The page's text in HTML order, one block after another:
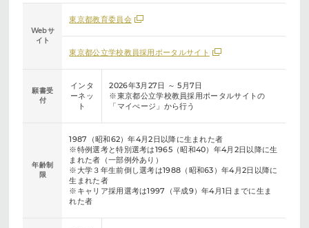
Webサ
イト
東京都教育委員会
東京都公立学校教員採用ポータルサイト
願書受
付
インタ
ーネッ
ト
2026年3月27日 ～ 5月7日
※東京都公立学校教員採用ポータルサイトの
「マイぺージ」から行う
年齢制
限
1987（昭和62）年4月2日以降に生まれた者
※特例選考と特別選考は1965（昭和40）年4月2日以降に生
まれた者（一部例外あり）
※大学３年生前倒し選考は1988（昭和63）年4月2日以降に
生まれた者
※キャリア採用選考は1997（平成9）年4月1日までに生ま
れた者